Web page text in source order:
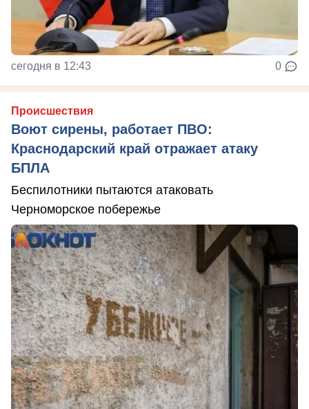
сегодня в 12:43 0
Происшествия
Воют сирены, работает ПВО:
Краснодарский край отражает атаку
БПЛА
Беспилотники пытаются атаковать
Черноморское побережье